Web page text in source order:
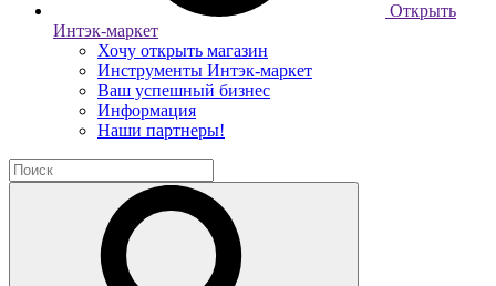
Открыть
Интэк-маркет
Хочу открыть магазин
Инструменты Интэк-маркет
Ваш успешный бизнес
Информация
Наши партнеры!